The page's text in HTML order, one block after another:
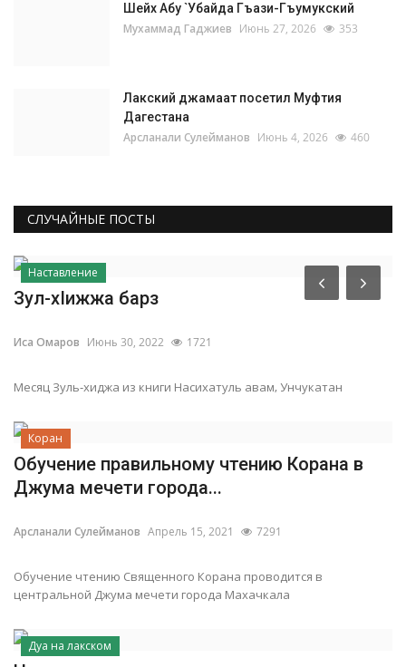
Шейх Абу `Убайда Гъази-Гъумукский
Мухаммад Гаджиев Июнь 27, 2026 353
Лакский джамаат посетил Муфтия
Дагестана
Арсланали Сулейманов Июнь 4, 2026 460
СЛУЧАЙНЫЕ ПОСТЫ
Наставление
Зул-хIижжа барз
Иса Омаров Июнь 30, 2022 1721
Месяц Зуль-хиджа из книги Насихатуль авам, Унчукатан
Коран
Обучение правильному чтению Корана в
Джума мечети города...
Арсланали Сулейманов Апрель 15, 2021 7291
Обучение чтению Священного Корана проводится в
центральной Джума мечети города Махачкала
Дуа на лакском